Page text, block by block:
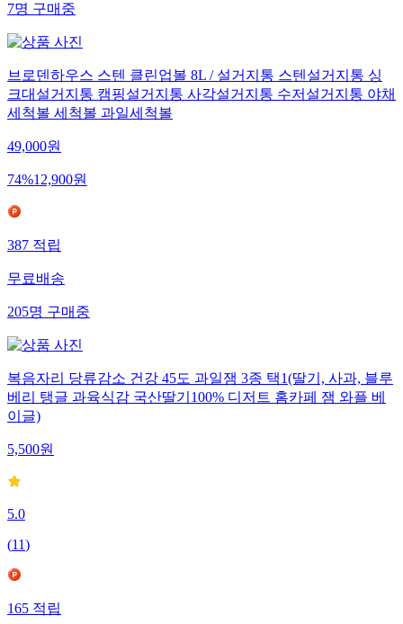
7명구매중
브로덴하우스 스텐 클린업볼 8L / 설거지통 스텐설거지통 싱
크대설거지통 캠핑설거지통 사각설거지통 수저설거지통 야채
세척볼 세척볼 과일세척볼
49,000원
74%12,900원
387적립
무료배송
205명구매중
복음자리 당류감소 건강 45도 과일잼 3종 택1(딸기, 사과, 블루
베리 탱글 과육식감 국산딸기100% 디저트 홈카페 잼 와플 베
이글)
5,500원
5.0
(11)
165적립